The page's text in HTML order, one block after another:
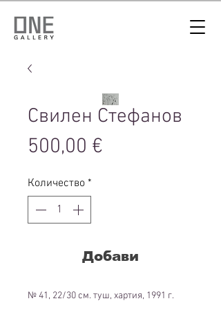
Свилен Стефанов
500,00 €
Количество *
Добави
№ 41, 22/30 см. туш, хартия, 1991 г.